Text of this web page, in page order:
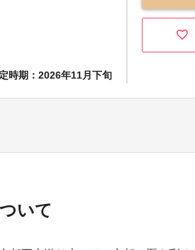
時期：2026年11月下旬
いて